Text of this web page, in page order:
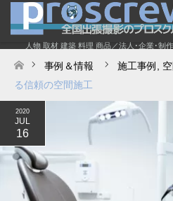
人物 取材 建築 料理 商品／法人･企業･制
ホーム
事例＆情報 施工事例
る信頼の空間施工
2020
JUL
16